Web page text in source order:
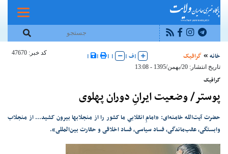
خانه گرافیک |ف |
|
|
|
|
کد خبر: 47670
تاریخ انتشار: 20/بهمن/1395 - 13:08
گرافیک
پوستر/ وضعیت ایرانِ دوران پهلوی
حضرت آیت‌الله خامنه‌ای: «امامِ انقلابیِ ما کشور را از منجلابها بیرون کشید... از منجلاب
وابستگی، عقب‌ماندگی، فساد سیاسی، فساد اخلاقی و حقارت بین‌المللی».